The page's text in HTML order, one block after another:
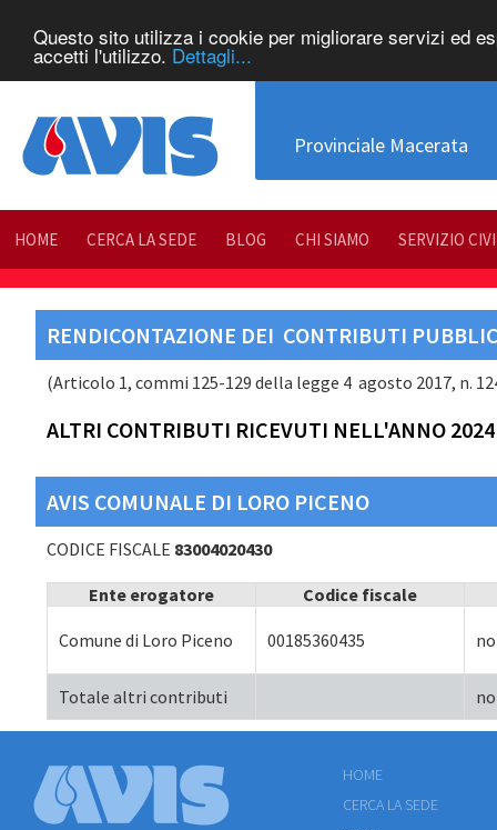
Questo sito utilizza i cookie per migliorare servizi ed
accetti l'utilizzo. Dettagli...
Provinciale Macerata
HOME CERCA LA SEDE BLOG CHI SIAMO SERVIZIO
RENDICONTAZIONE DEI CONTRIBUTI
(Articolo 1, commi 125-129 della legge 4 agosto 2017, n.
ALTRI CONTRIBUTI RICEVUTI NELL'ANNO 2024
AVIS COMUNALE DI LORO PICENO
CODICE FISCALE 83004020430
Ente erogatore Codice fiscale
Comune di Loro Piceno 00185360435
Totale altri contributi
HOME
CERCA LA SEDE